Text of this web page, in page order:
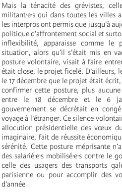
Mais la ténacité des grévistes,
militant·e·s qui dans toutes les villes
les interpros ont permis que jusqu’à
politique d’affrontement social et
inflexibilité, apparaisse comme le
situation, alors qu’il s’était mis en
posture volontaire, visait à faire
était close, le projet ficelé. D’ailleurs,
le 17 décembre que le projet était
confirmer cette posture, plus
entre le 18 décembre et le 6
gouvernement se décrétait en
voyage à l’étranger. Ce silence
allocution présidentielle des vœux
imaginaire, fait de réussite
sérénité. Cette posture méprisante
des salarié·e·s mobilisé·e·s contre le
celle des usagers des transports
parisienne ou pour accomplir des
d’année